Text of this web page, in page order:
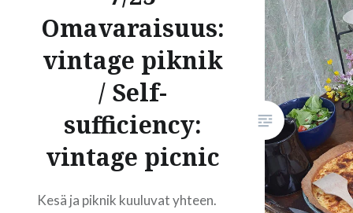
Omavaraisuus:
vintage piknik
/ Self-
sufficiency:
vintage picnic
Kesä ja piknik kuuluvat yhteen.